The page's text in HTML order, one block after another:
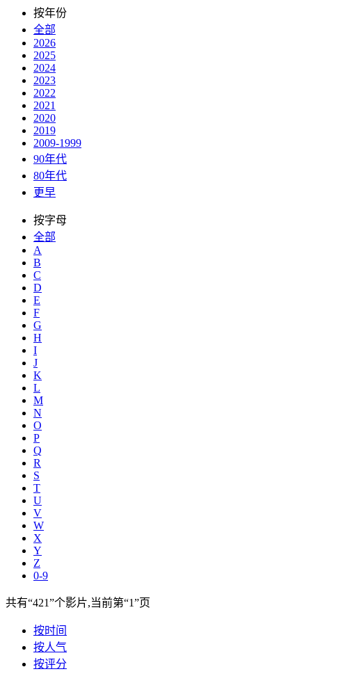
按年份
全部
2026
2025
2024
2023
2022
2021
2020
2019
2009-1999
90年代
80年代
更早
按字母
全部
A
B
C
D
E
F
G
H
I
J
K
L
M
N
O
P
Q
R
S
T
U
V
W
X
Y
Z
0-9
共有“421”个影片,当前第“1”页
按时间
按人气
按评分